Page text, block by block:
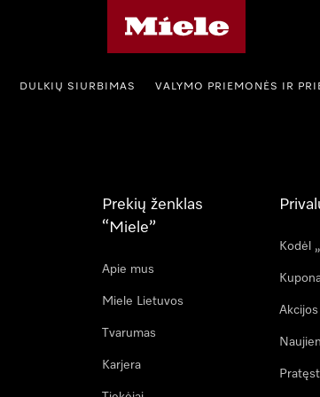
DULKIŲ SIURBIMAS VALYMO PRIEMONĖS IR
Prekių ženklas
“Miele”
Apie mus
Miele Lietuvos
Tvarumas
Karjera
Kodėl
Akcijos